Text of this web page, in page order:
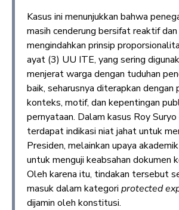
Kasus ini menunjukkan bahwa
masih cenderung bersifat reaktif
mengindahkan prinsip
ayat (3) UU ITE, yang sering
menjerat warga dengan tuduhan
baik, seharusnya diterapkan dengan
konteks, motif, dan kepentingan
pernyataan. Dalam kasus Roy
terdapat indikasi niat jahat untuk
Presiden, melainkan upaya
untuk menguji keabsahan dokumen
Oleh karena itu, tindakan tersebut
masuk dalam kategori protected
dijamin oleh konstitusi.